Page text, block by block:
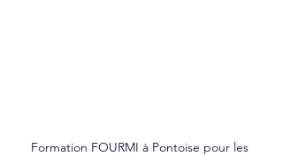
Formation FOURMI à Pontoise pour les